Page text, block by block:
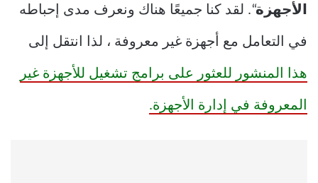
الأجهزة“. لقد كنا جميعًا هناك ونعرف مدى إحباطه
في التعامل مع أجهزة غير معروفة ، لذا انتقل إلى
هذا المنشور للعثور على برامج تشغيل للأجهزة غير
المعروفة في إدارة الأجهزة.